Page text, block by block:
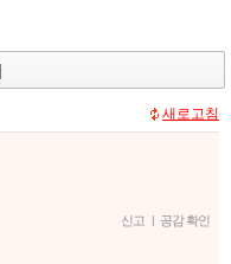
새로고침
신고 | 공감 확인